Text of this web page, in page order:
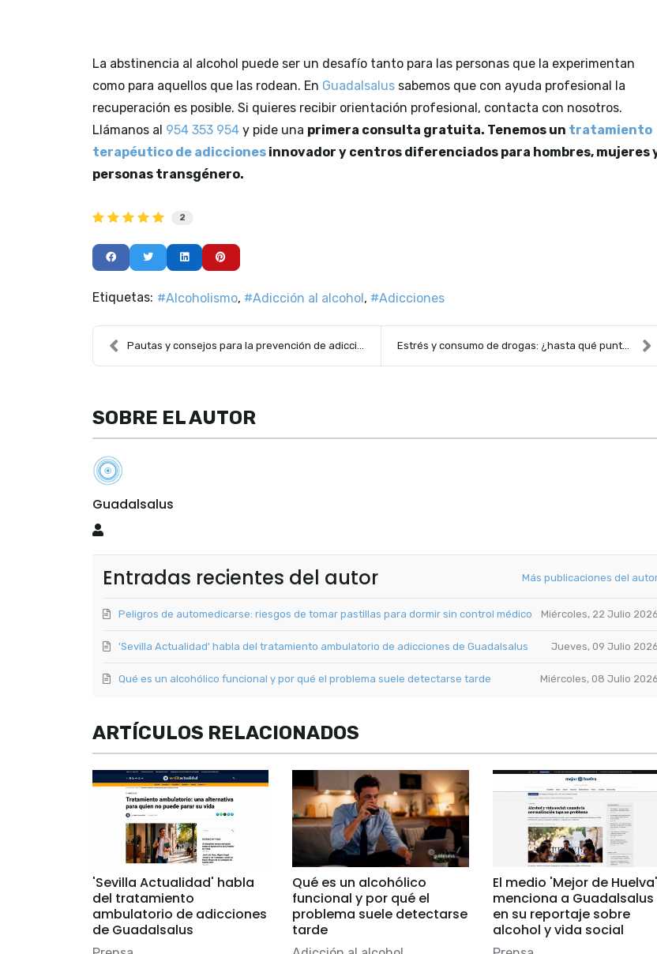
La abstinencia al alcohol puede ser un desafío tanto para las personas que la experimentan
como para aquellos que las rodean. En Guadalsalus sabemos que con ayuda profesional la
recuperación es posible. Si quieres recibir orientación profesional, contacta con nosotros.
Llámanos al 954 353 954 y pide una primera consulta gratuita. Tenemos un tratamiento
terapéutico de adicciones innovador y centros diferenciados para hombres, mujeres
personas transgénero.
2
Etiquetas: Alcoholismo Adicción al alcohol Adicciones
Pautas y consejos para la prevención de adicciones Estrés y consumo de drogas: ¿hasta qué punto se re...
SOBRE EL AUTOR
Guadalsalus
Guadalsalus
Entradas recientes del autor Más publicaciones del
Miércoles, 22 Julio 2026
Peligros de automedicarse: riesgos de tomar pastillas para dormir sin control médico
Jueves, 09 Julio 2026
'Sevilla Actualidad' habla del tratamiento ambulatorio de adicciones de Guadalsalus
Miércoles, 08 Julio 2026
Qué es un alcohólico funcional y por qué el problema suele detectarse tarde
ARTÍCULOS RELACIONADOS
'Sevilla Actualidad' habla
del tratamiento
ambulatorio de adicciones
de Guadalsalus
Qué es un alcohólico
funcional y por qué el
problema suele detectarse
tarde
El medio 'Mejor de Huelva'
menciona a Guadalsalus
en su reportaje sobre
alcohol y vida social